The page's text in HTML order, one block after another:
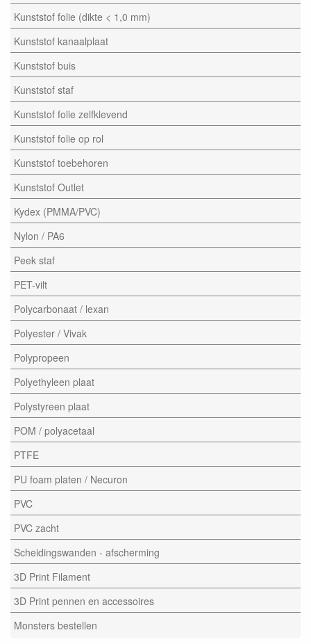
Kunststof folie (dikte < 1,0 mm)
Kunststof kanaalplaat
Kunststof buis
Kunststof staf
Kunststof folie zelfklevend
Kunststof folie op rol
Kunststof toebehoren
Kunststof Outlet
Kydex (PMMA/PVC)
Nylon / PA6
Peek staf
PET-vilt
Polycarbonaat / lexan
Polyester / Vivak
Polypropeen
Polyethyleen plaat
Polystyreen plaat
POM / polyacetaal
PTFE
PU foam platen / Necuron
PVC
PVC zacht
Scheidingswanden - afscherming
3D Print Filament
3D Print pennen en accessoires
Monsters bestellen